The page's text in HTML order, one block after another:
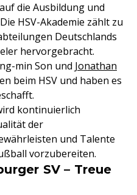
die Ausbildung und
HSV-Akademie zählt zu
Deutschlands
hervorgebracht.
min Son und Jonathan
beim HSV und haben es
kontinuierlich
der
und Talente
vorzubereiten.
SV – Treue